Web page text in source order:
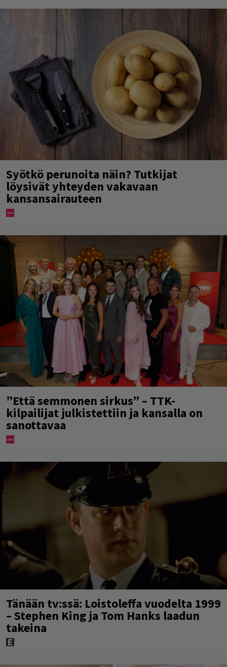
Syötkö perunoita näin? Tutkijat
löysivät yhteyden vakavaan
kansansairauteen
”Että semmonen sirkus” – TTK-
kilpailijat julkistettiin ja kansalla on
sanottavaa
Tänään tv:ssä: Loistoleffa vuodelta 1999
– Stephen King ja Tom Hanks laadun
takeina